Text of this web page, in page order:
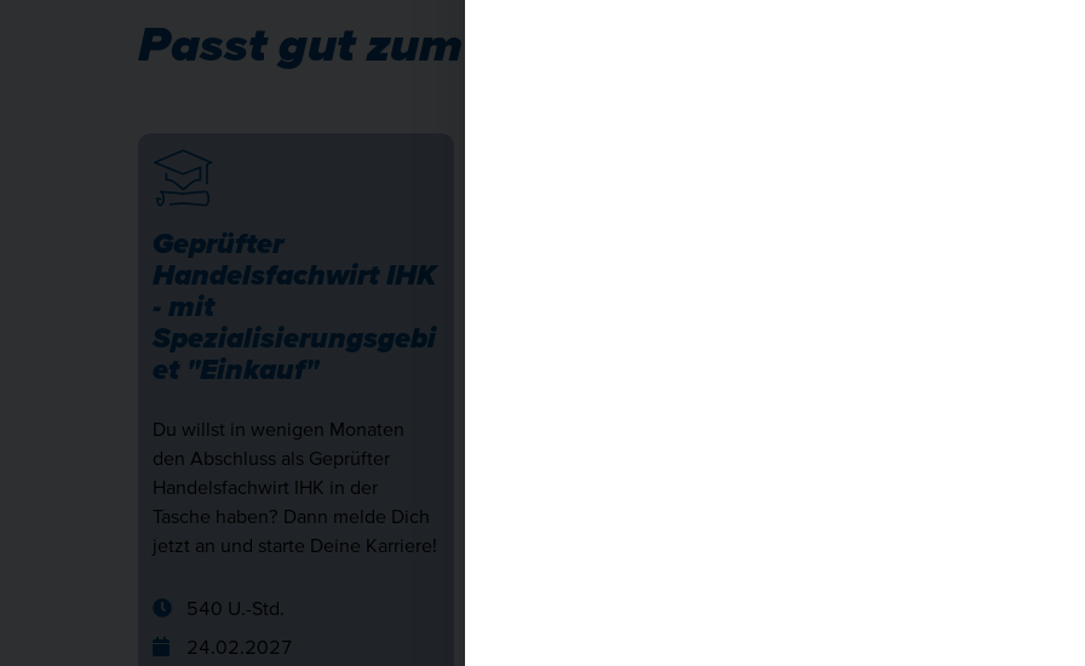
Passt gut zum Thema ...
Geprüfter
Handelsfachwirt IHK
- mit
Spezialisierungsgebi
et "Einkauf"
Du willst in wenigen Monaten
den Abschluss als Geprüfter
Handelsfachwirt IHK in der
Tasche haben? Dann melde Dich
jetzt an und starte Deine Karriere!
540 U.-Std.
24.02.2027